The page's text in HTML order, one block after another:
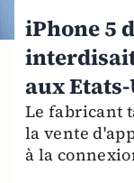
iPhone 5
aux Etats-
Le fabricant
la vente
à la